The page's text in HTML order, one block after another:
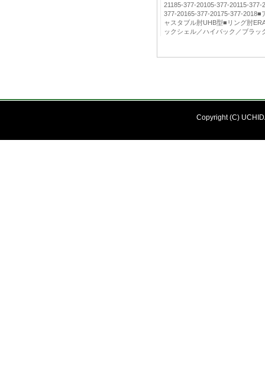
21185-377-20105-377-20115-
377-20165-377-20175-377-2018■
ャスタブル肘UHB型■リング肘
ックシェル／ハイバック／ブラッ
Copyright (C)